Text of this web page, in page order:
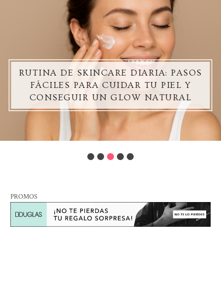
RUTINA DE SKINCARE DIARIA: PASOS
FÁCILES PARA CUIDAR TU PIEL Y
CONSEGUIR UN GLOW NATURAL
PROMOS